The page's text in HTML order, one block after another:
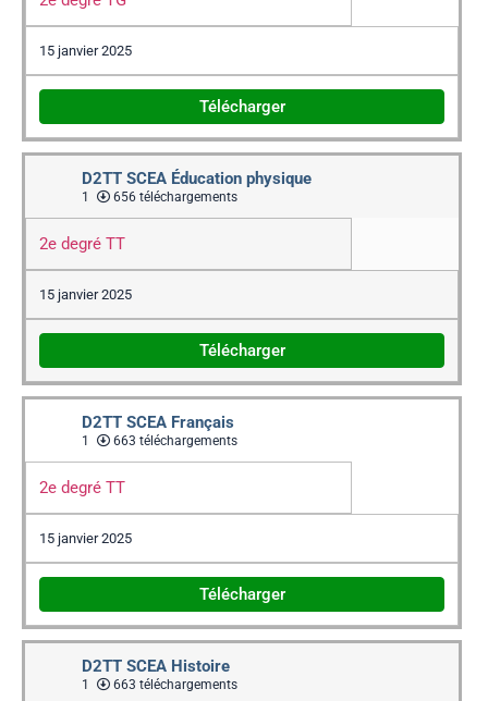
15 janvier 2025
Télécharger
D2TT SCEA Éducation physique
1 656 téléchargements
2e degré TT
15 janvier 2025
Télécharger
D2TT SCEA Français
1 663 téléchargements
2e degré TT
15 janvier 2025
Télécharger
D2TT SCEA Histoire
1 663 téléchargements